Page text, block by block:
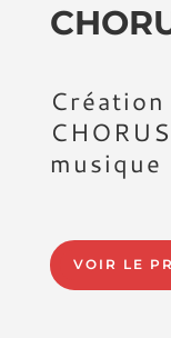
musique
VOIR LE